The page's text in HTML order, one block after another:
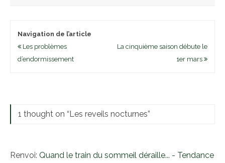
Navigation de l’article
Les problèmes
d’endormissement
La cinquième saison débute le
1er mars
1 thought on “Les reveils nocturnes”
Renvoi: Quand le train du sommeil déraille... - Tendance